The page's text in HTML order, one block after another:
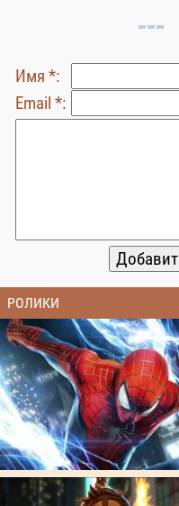
Имя *:
Email *:
РОЛИКИ